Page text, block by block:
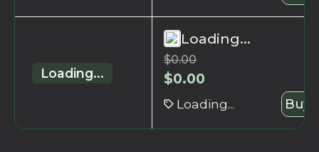
Loading...
Loading...
$0.00
$0.00
Loading... Buy